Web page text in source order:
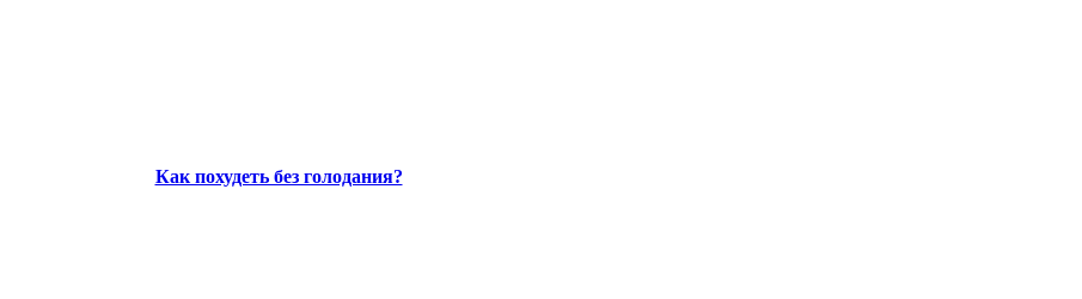
Как похудеть без голодания?